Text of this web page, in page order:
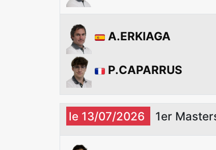
A.ERKIAGA
P.CAPARRUS
le 13/07/2026 1er